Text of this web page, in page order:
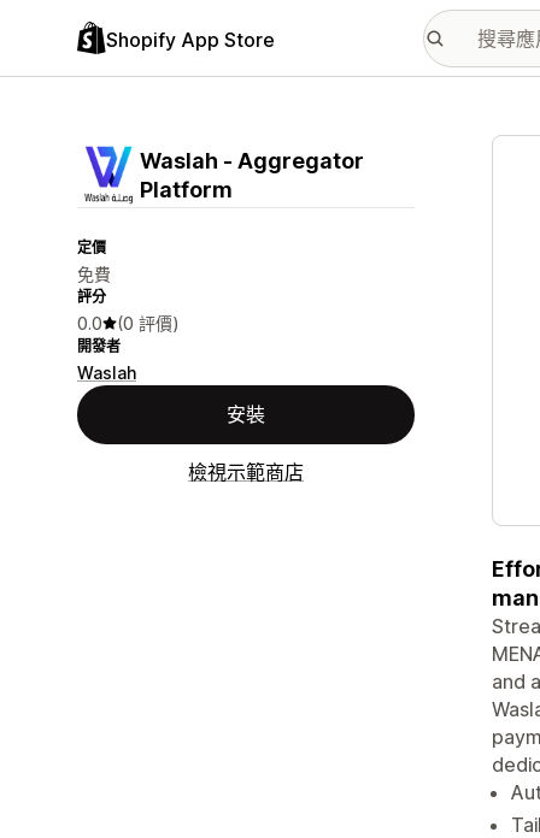
Shopify App Store
Waslah ‑ Aggregator
Platform
定價
免費
評分
0.0 (0 評價)
開發者
Waslah
安裝
檢視示範商店
主要
and